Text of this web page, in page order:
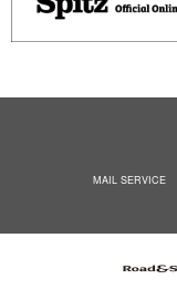
MAIL SERVICE